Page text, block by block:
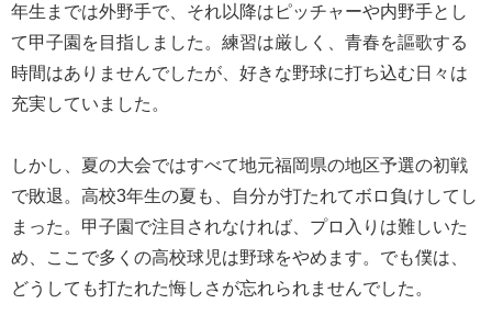
年生までは外野手で、それ以降はピッチャーや内野手とし
て甲子園を目指しました。練習は厳しく、青春を謳歌する
時間はありませんでしたが、好きな野球に打ち込む日々は
充実していました。
しかし、夏の大会ではすべて地元福岡県の地区予選の初戦
で敗退。高校3年生の夏も、自分が打たれてボロ負けしてし
まった。甲子園で注目されなければ、プロ入りは難しいた
め、ここで多くの高校球児は野球をやめます。でも僕は、
どうしても打たれた悔しさが忘れられませんでした。